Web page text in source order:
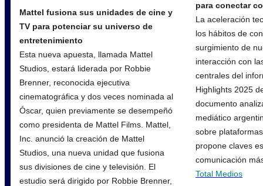
Mattel fusiona sus unidades de cine y
TV para potenciar su universo de
entretenimiento
Esta nueva apuesta, llamada Mattel
Studios, estará liderada por Robbie
Brenner, reconocida ejecutiva
cinematográfica y dos veces nominada al
Óscar, quien previamente se desempeñó
como presidenta de Mattel Films. Mattel,
Inc. anunció la creación de Mattel
Studios, una nueva unidad que fusiona
sus divisiones de cine y televisión. El
estudio será dirigido por Robbie Brenner,
para conectar
La aceleración
los hábitos de
surgimiento de
interacción con
centrales del
Highlights 2025
documento
mediático
sobre
propone claves
comunicación
Total Medios